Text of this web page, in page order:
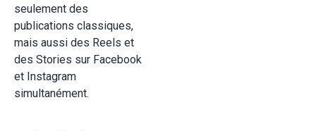
seulement des
publications classiques,
mais aussi des Reels et
des Stories sur Facebook
et Instagram
simultanément.